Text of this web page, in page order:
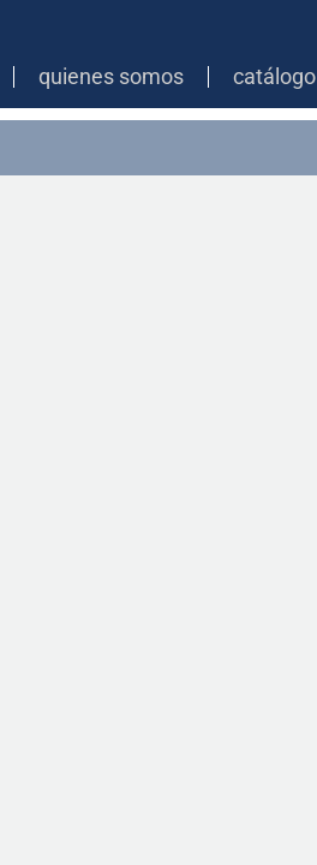
quienes somos catálogo